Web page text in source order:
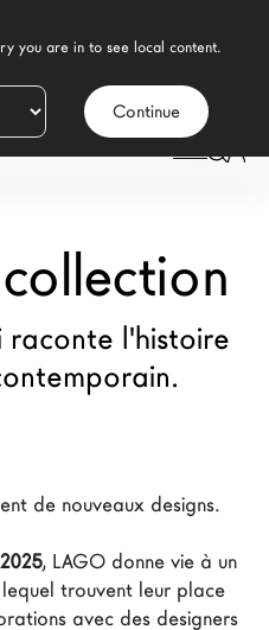
Continue
l'histoire
de nouveaux designs.
, LAGO donne vie à un
trouvent leur place
avec des designers